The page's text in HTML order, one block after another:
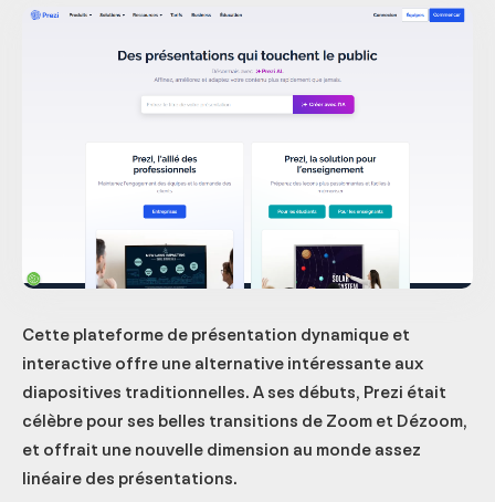
Cette plateforme de présentation dynamique et
interactive offre une alternative intéressante aux
diapositives traditionnelles. A ses débuts, Prezi était
célèbre pour ses belles transitions de Zoom et Dézoom,
et offrait une nouvelle dimension au monde assez
linéaire des présentations.